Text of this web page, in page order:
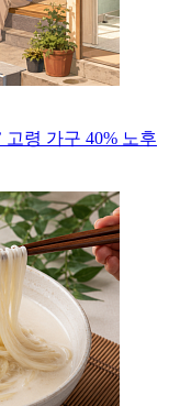
령 가구 40% 노후